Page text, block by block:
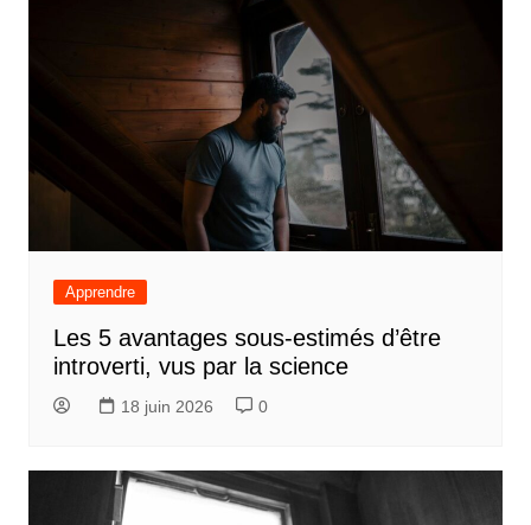
Apprendre
Les 5 avantages sous-estimés d’être
introverti, vus par la science
18 juin 2026 0